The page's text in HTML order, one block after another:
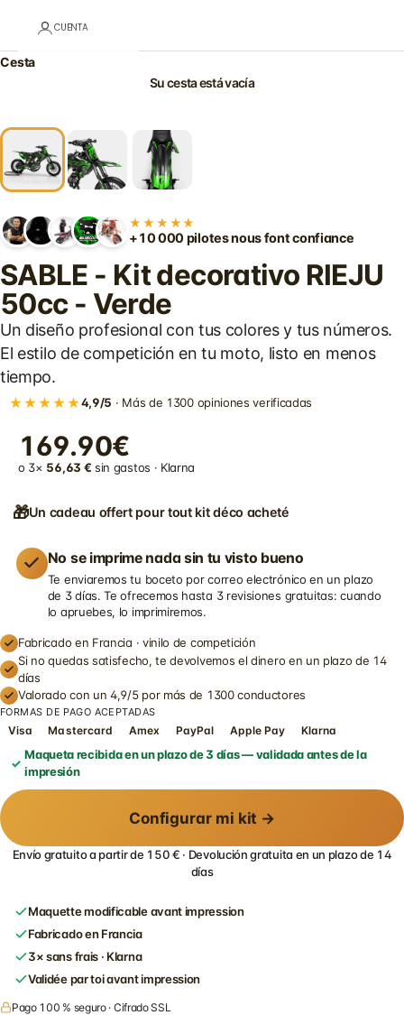
CUENTA
Cesta
Su cesta está vacía
★★★★★
+10 000 pilotes nous font confiance
SABLE - Kit decorativo RIEJU
50cc - Verde
Un diseño profesional con tus colores y tus números.
El estilo de competición en tu moto, listo en menos
tiempo.
★★★★★4,9/5 · Más de 1300 opiniones verificadas
169.90€
o 3× 56,63 € sin gastos · Klarna
🎁Un cadeau offert pour tout kit déco acheté
No se imprime nada sin tu visto bueno
Te enviaremos tu boceto por correo electrónico en un plazo
de 3 días. Te ofrecemos hasta 3 revisiones gratuitas: cuando
lo apruebes, lo imprimiremos.
Fabricado en Francia · vinilo de competición
Si no quedas satisfecho, te devolvemos el dinero en un plazo de 14
días
Valorado con un 4,9/5 por más de 1300 conductores
FORMAS DE PAGO ACEPTADAS
Visa Mastercard Amex PayPal Apple Pay Klarna
Maqueta recibida en un plazo de 3 días — validada antes de la
impresión
Configurar mi kit →
Envío gratuito a partir de 150 € · Devolución gratuita en un plazo de 14
días
Maquette modificable avant impression
Fabricado en Francia
3× sans frais · Klarna
Validée par toi avant impression
Pago 100 % seguro · Cifrado SSL